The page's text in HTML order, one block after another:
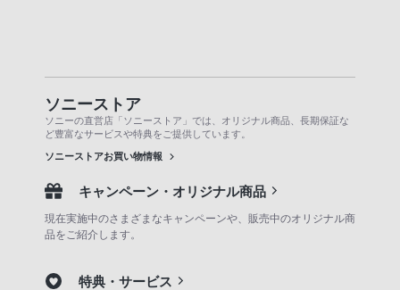
ソニーストア
ソニーの直営店「ソニーストア」では、オリジナル商品、長期保証な
ど豊富なサービスや特典をご提供しています。
ソニーストアお買い物情報
キャンペーン・オリジナル商品
現在実施中のさまざまなキャンペーンや、販売中のオリジナル商
品をご紹介します。
特典・サービス